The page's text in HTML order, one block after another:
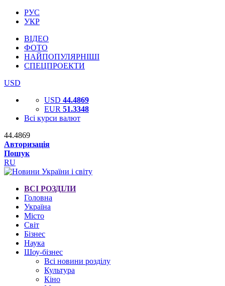
РУС
УКР
ВІДЕО
ФОТО
НАЙПОПУЛЯРНІШІ
СПЕЦПРОЕКТИ
USD
USD 44.4869
EUR 51.3348
Всі курси валют
44.4869
Авторизація
Пошук
RU
ВСІ РОЗДІЛИ
Головна
Україна
Місто
Світ
Бізнес
Наука
Шоу-бізнес
Всі новини розділу
Культура
Кіно